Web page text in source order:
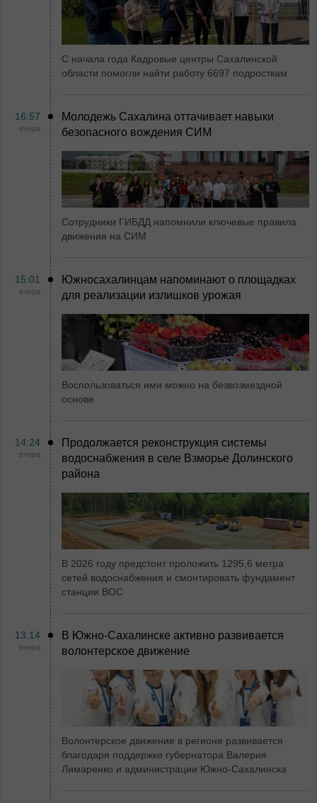
С начала года Кадровые центры Сахалинской
области помогли найти работу 6697 подросткам
16:57
вчера
Молодежь Сахалина оттачивает навыки
безопасного вождения СИМ
Сотрудники ГИБДД напомнили ключевые правила
движения на СИМ
15:01
вчера
Южносахалинцам напоминают о площадках
для реализации излишков урожая
Воспользоваться ими можно на безвозмездной
основе
14:24
вчера
Продолжается реконструкция системы
водоснабжения в селе Взморье Долинского
района
В 2026 году предстоит проложить 1295,6 метра
сетей водоснабжения и смонтировать фундамент
станции ВОС
13:14
вчера
В Южно-Сахалинске активно развивается
волонтерское движение
Волонтерское движение в регионе развивается
благодаря поддержке губернатора Валерия
Лимаренко и администрации Южно-Сахалинска